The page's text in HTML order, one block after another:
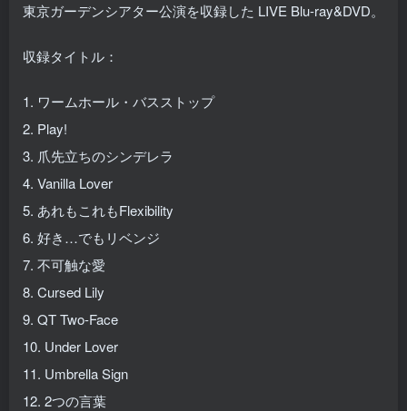
東京ガーデンシアター公演を収録した LIVE Blu-ray&DVD。
収録タイトル：
1. ワームホール・バスストップ
2. Play!
3. 爪先立ちのシンデレラ
4. Vanilla Lover
5. あれもこれもFlexibility
6. 好き…でもリベンジ
7. 不可触な愛
8. Cursed Lily
9. QT Two-Face
10. Under Lover
11. Umbrella Sign
12. 2つの言葉